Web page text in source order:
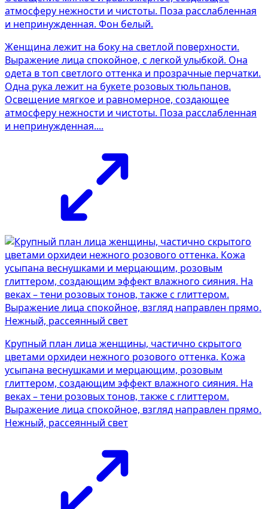
Женщина лежит на боку на светлой поверхности.
Выражение лица спокойное, с легкой улыбкой. Она
одета в топ светлого оттенка и прозрачные перчатки.
Одна рука лежит на букете розовых тюльпанов.
Освещение мягкое и равномерное, создающее
атмосферу нежности и чистоты. Поза расслабленная
и непринужденная....
Крупный план лица женщины, частично скрытого
цветами орхидеи нежного розового оттенка. Кожа
усыпана веснушками и мерцающим, розовым
глиттером, создающим эффект влажного сияния. На
веках – тени розовых тонов, также с глиттером.
Выражение лица спокойное, взгляд направлен прямо.
Нежный, рассеянный свет